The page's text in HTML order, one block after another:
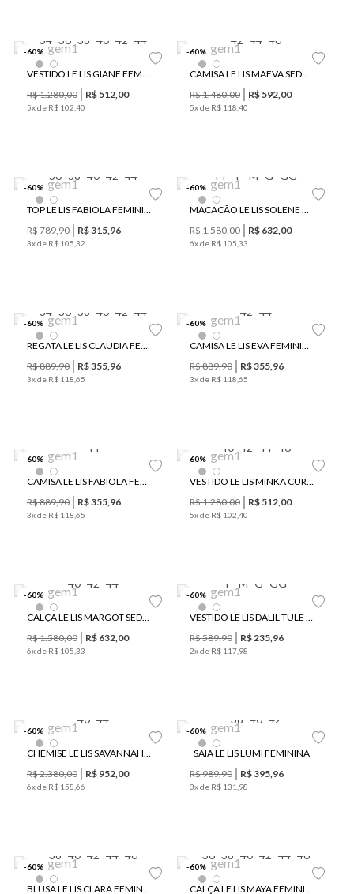
-60%
34 36 38 40 42 44
VESTIDO LE LIS GIANE FEMININO
R$1.280,00 R$ 512,00
5x de R$ 102 40
-60%
42 44 46
CAMISA LE LIS MAEVA SEDA FEMININA
R$1.480,00 R$ 592,00
5x de R$ 118 40
-60%
36 38 40 42 44
TOP LE LIS FABIOLA FEMININO
R$789,90 R$315,96
3x de R$ 105 32
-60%
PP P M G GG
MACACÃO LE LIS SOLENE FEMININO
R$1.580,00 R$ 632,00
6x de R$ 105 33
-60%
34 36 38 40 42 44
REGATA LE LIS CLAUDIA FEMININA
R$889,90 R$355,96
3x de R$ 118 65
-60%
42 44
CAMISA LE LIS EVA FEMININA
R$889,90 R$355,96
3x de R$ 118 65
-60%
44
CAMISA LE LIS FABIOLA FEMININA
R$889,90 R$355,96
3x de R$ 118 65
-60%
40 42 44 46
VESTIDO LE LIS MINKA CURTO FEMININO
R$1.280,00 R$ 512,00
5x de R$ 102 40
-60%
40 42 44
CALÇA LE LIS MARGOT SEDA FEMININA
R$1.580,00 R$ 632,00
6x de R$ 105 33
-60%
P M G GG
VESTIDO LE LIS DALIL TULE FEMININO
R$589,90 R$235,96
2x de R$ 117 98
-60%
40 44
CHEMISE LE LIS SAVANNAH MIDI SEDA FEMININA
R$2.380,00 R$ 952,00
Últimas Peças
6x de R$ 158 66
-60%
38 40 42
SAIA LE LIS LUMI FEMININA
R$989,90 R$395,96
3x de R$ 131 98
-60%
38 40 42 44 46
BLUSA LE LIS CLARA FEMININA
-60%
36 38 40 42 44 46
CALÇA LE LIS MAYA FEMININA